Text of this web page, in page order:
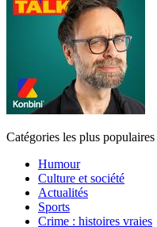
Catégories les plus populaires
Humour
Culture et société
Actualités
Sports
Crime : histoires vraies